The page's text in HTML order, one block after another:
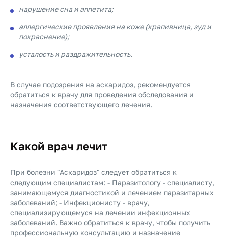
нарушение сна и аппетита;
аллергические проявления на коже (крапивница, зуд и
покраснение);
усталость и раздражительность.
В случае подозрения на аскаридоз, рекомендуется
обратиться к врачу для проведения обследования и
назначения соответствующего лечения.
Какой врач лечит
При болезни "Аскаридоз" следует обратиться к
следующим специалистам: - Паразитологу - специалисту,
занимающемуся диагностикой и лечением паразитарных
заболеваний; - Инфекционисту - врачу,
специализирующемуся на лечении инфекционных
заболеваний. Важно обратиться к врачу, чтобы получить
профессиональную консультацию и назначение